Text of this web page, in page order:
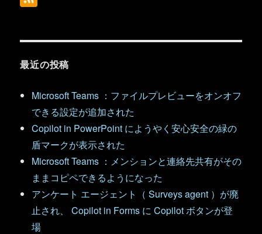
最近の投稿
Microsoft Teams ：ファイルプレビューをオンオフ
できる設定が追加された
Copilot in PowerPoint にようやく安心安全の緑の
盾マークが表示された
Microsoft Teams ：メンションと連絡先共有がその
ままコピペできるようになった
アンケート エージェント（ Surveys agent ）が廃
止され、 Copilot in Forms に Copilot ボタンが登
場